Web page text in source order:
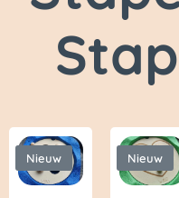
Nieuw Nieuw